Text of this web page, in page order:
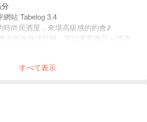
網站 Tabelog 3.4
時尚居酒屋，來場高級感的約會♪
大的改良式日料，可以享受壽司＋清酒
すべて表示